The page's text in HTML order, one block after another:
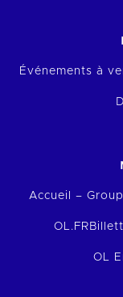
Événements à
Accueil –
OL.FR
OL